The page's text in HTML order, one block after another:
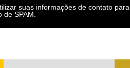
suas informações de contato para
de SPAM.